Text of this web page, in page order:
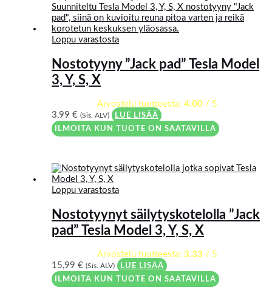
Loppu varastosta
Nostotyyny ”Jack pad” Tesla Model
3, Y, S, X
Arvostelu tuotteesta: 4.00/ 5
3,99€ (Sis. ALV)
LUE LISÄÄ
ILMOITA KUN TUOTE ON SAATAVILLA
Loppu varastosta
Nostotyynyt säilytyskotelolla ”Jack
pad” Tesla Model 3, Y, S, X
Arvostelu tuotteesta: 3.33 / 5
15,99€ (Sis. ALV)
LUE LISÄÄ
ILMOITA KUN TUOTE ON SAATAVILLA